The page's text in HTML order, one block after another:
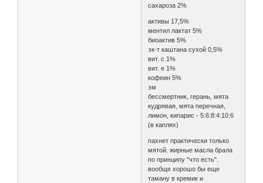
сахароза 2%
активы 17,5%
ментил лактат 5%
биоактив 5%
эк-т каштана сухой 0,5%
вит. с 1%
вит. е 1%
кофеин 5%
эм
бессмертник, герань, мята
кудрявая, мята перечная,
лимон, кипарис - 5:6:8:4:10:6
(в каплях)
пахнет практически только
мятой. жирные масла брала
по принципу "что есть".
вообще хорошо бы еще
таману в кремик и